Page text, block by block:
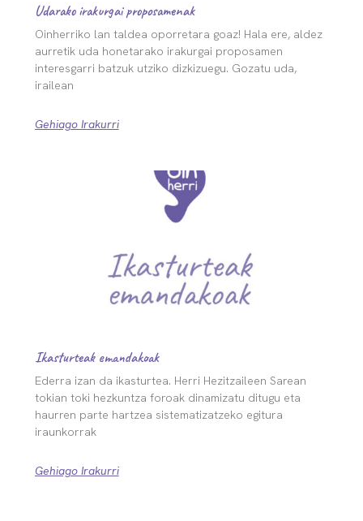
Udarako irakurgai proposamenak
Oinherriko lan taldea oporretara goaz! Hala ere, aldez
aurretik uda honetarako irakurgai proposamen
interesgarri batzuk utziko dizkizuegu. Gozatu uda,
irailean
Gehiago Irakurri
Ikasturteak emandakoak
Ederra izan da ikasturtea. Herri Hezitzaileen Sarean
tokian toki hezkuntza foroak dinamizatu ditugu eta
haurren parte hartzea sistematizatzeko egitura
iraunkorrak
Gehiago Irakurri